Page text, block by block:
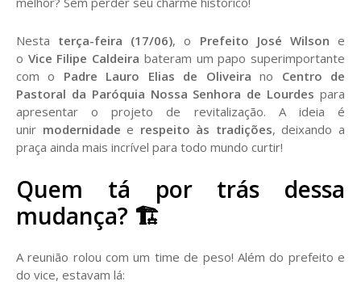
Nesta terça-feira (17/06), o Prefeito José Wilson e
o Vice Filipe Caldeira bateram um papo superimportante
com o Padre Lauro Elias de Oliveira no Centro de
Pastoral da Paróquia Nossa Senhora de Lourdes para
apresentar o projeto de revitalização. A ideia é
unir modernidade e respeito às tradições, deixando a
praça ainda mais incrível para todo mundo curtir!
Quem tá por trás dessa
mudança? 🏗️
A reunião rolou com um time de peso! Além do prefeito e
do vice, estavam lá: